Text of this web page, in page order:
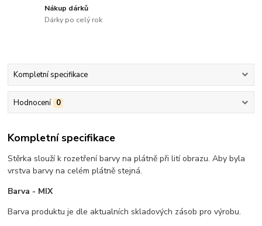
Nákup dárků
Dárky po celý rok
Kompletní specifikace
Hodnocení 0
Kompletní specifikace
Stěrka slouží k rozetření barvy na plátně při lití obrazu. Aby byla
vrstva barvy na celém plátně stejná.
Barva - MIX
Barva produktu je dle aktualních skladových zásob pro výrobu.